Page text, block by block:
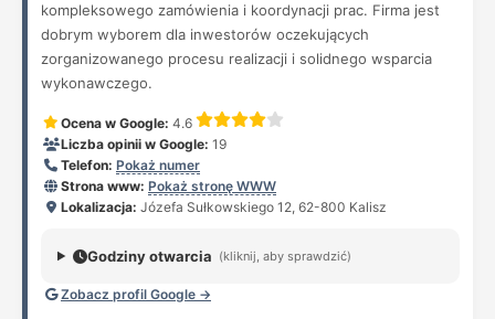
kompleksowego zamówienia i koordynacji prac. Firma jest
dobrym wyborem dla inwestorów oczekujących
zorganizowanego procesu realizacji i solidnego wsparcia
wykonawczego.
Ocena w Google: 4.6
Liczba opinii w Google: 19
Telefon: Pokaż numer
Strona www: Pokaż stronę WWW
Lokalizacja: Józefa Sułkowskiego 12, 62-800 Kalisz
Godziny otwarcia (kliknij, aby sprawdzić)
Zobacz profil Google →